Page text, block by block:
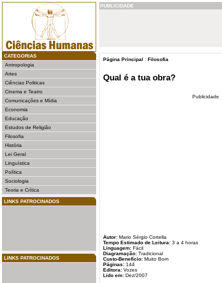
CATEGORIAS
Antropologia
Artes
Ciências Politicas
Cinema e Teatro
Comunicações e Mídia
Economia
Educação
Estudos de Religião
Filosofia
História
Lei Geral
Linguística
Política
Sociologia
Teoria e Crítica
LINKS PATROCINADOS
LINKS PATROCINADOS
PUBLICIDADE
Página Principal : Filosofia
Qual é a tua obra?
Publicidade
Autor: Mario Sérgio Cortella
Tempo Estimado de Leitura: 3 a 4 horas
Linguagem: Fácil
Diagramação: Tradicional
Custo-Benefício: Muito Bom
Páginas: 144
Editora: Vozes
Lido em: Dez/2007